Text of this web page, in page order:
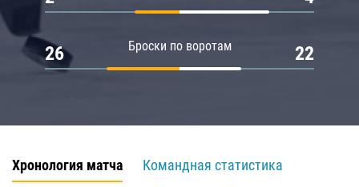
Броски по воротам
26 22
Хронология матча
Командная статистика